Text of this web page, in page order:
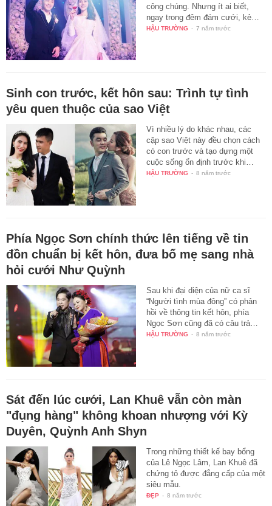
công chúng. Nhưng ít ai biết,
ngay trong đêm đám cưới, kẻ…
HẬU TRƯỜNG - 7 năm trước
Sinh con trước, kết hôn sau: Trình tự tình
yêu quen thuộc của sao Việt
Vì nhiều lý do khác nhau, các
cặp sao Việt này đều chọn cách
có con trước và tạo dựng một
cuộc sống ổn định trước khi…
HẬU TRƯỜNG - 8 năm trước
Phía Ngọc Sơn chính thức lên tiếng về tin
đồn chuẩn bị kết hôn, đưa bố mẹ sang nhà
hỏi cưới Như Quỳnh
Sau khi đại diện của nữ ca sĩ
“Người tình mùa đông” có phản
hồi về thông tin kết hôn, phía
Ngọc Sơn cũng đã có câu trả…
HẬU TRƯỜNG - 8 năm trước
Sát đến lúc cưới, Lan Khuê vẫn còn màn
"đụng hàng" không khoan nhượng với Kỳ
Duyên, Quỳnh Anh Shyn
Trong những thiết kế bay bổng
của Lê Ngọc Lâm, Lan Khuê đã
chứng tỏ được đẳng cấp của một
siêu mẫu.
ĐẸP - 8 năm trước